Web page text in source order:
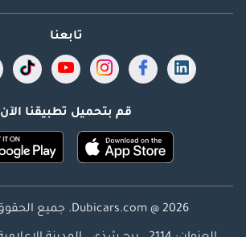
تابعنا
قم بتحميل تطبيقنا الآن
Dubicars.com @ 2026. جميع الحقوق محفوظة.